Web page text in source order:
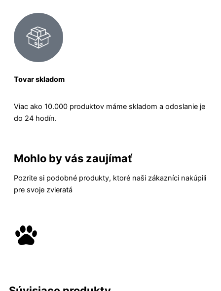
Tovar skladom
Viac ako 10.000 produktov máme skladom a odoslanie je
do 24 hodín.
Mohlo by vás zaujímať
Pozrite si podobné produkty, ktoré naši zákazníci nakúpili
pre svoje zvieratá